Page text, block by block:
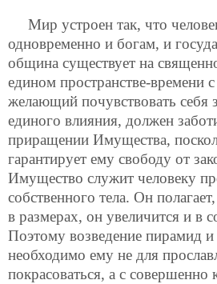
Мир устроен так, что
одновременно и богам, и
община существует на
едином пространстве-времени
желающий почувствовать себя
единого влияния, должен
приращении Имущества,
гарантирует ему свободу от
Имущество служит человеку
собственного тела. Он
в размерах, он увеличится и в
Поэтому возведение пирамид и
необходимо ему не для
покрасоваться, а с